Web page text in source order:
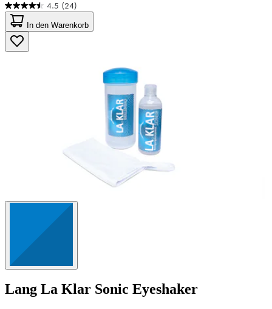
4.5 (24)
4.5
von
5
Sternen.
24
In den Warenkorb
Lang La Klar Sonic Eyeshaker